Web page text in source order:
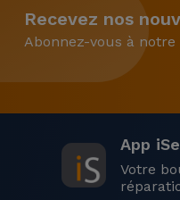
Recevez nos
Abonnez-vous à
App
Votre